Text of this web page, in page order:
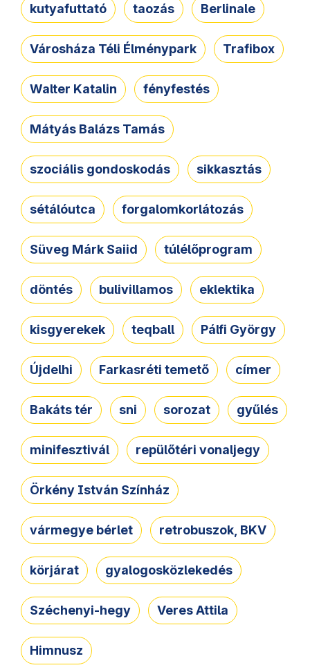
kutyafuttató taozás Berlinale
Városháza Téli Élménypark Trafibox
Walter Katalin fényfestés
Mátyás Balázs Tamás
szociális gondoskodás sikkasztás
sétálóutca forgalomkorlátozás
Süveg Márk Saiid túlélőprogram
döntés bulivillamos eklektika
kisgyerekek teqball Pálfi György
Újdelhi Farkasréti temető címer
Bakáts tér sni sorozat gyűlés
minifesztivál repülőtéri vonaljegy
Örkény István Színház
vármegye bérlet retrobuszok, BKV
körjárat gyalogosközlekedés
Széchenyi-hegy Veres Attila
Himnusz